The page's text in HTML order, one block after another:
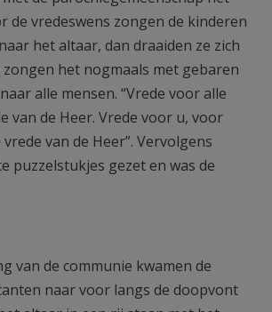
de vredeswens zongen de kinderen
het altaar, dan draaiden ze zich
het nogmaals met gebaren
alle mensen. “Vrede voor alle
van de Heer. Vrede voor u, voor
van de Heer”. Vervolgens
puzzelstukjes gezet en was de
van de communie kwamen de
naar voor langs de doopvont